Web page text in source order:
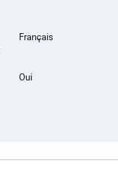
Français
Oui